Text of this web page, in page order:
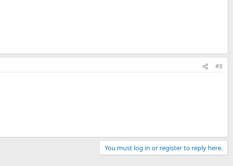
#8
You must log in or register to reply here.